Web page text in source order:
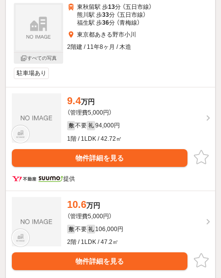
すべての写真
東秋留駅 歩13分 （五日市線）
熊川駅 歩33分 （五日市線）
福生駅 歩36分 （青梅線）
東京都あきる野市小川
2階建 / 11年8ヶ月 / 木造
駐車場あり
9.4万円
（管理費5,000円）
敷 不要 礼 94,000円
1階 / 1LDK / 42.72㎡
物件詳細を見る
提供
10.6万円
（管理費5,000円）
敷 不要 礼 106,000円
2階 / 1LDK / 47.2㎡
物件詳細を見る